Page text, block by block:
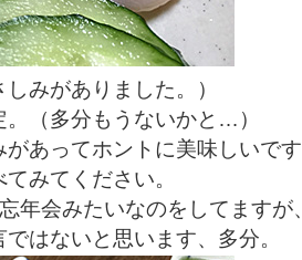
みがありました。）
。（多分もうないかと…）
があってホントに美味しいで
みてください。
年会みたいなのをしてますが
はないと思います、多分。